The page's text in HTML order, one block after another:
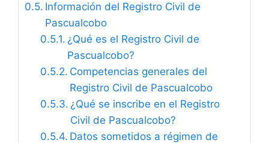
Información del Registro Civil de
Pascualcobo
¿Qué es el Registro Civil de
Pascualcobo?
Competencias generales del
Registro Civil de Pascualcobo
¿Qué se inscribe en el Registro
Civil de Pascualcobo?
Datos sometidos a régimen de